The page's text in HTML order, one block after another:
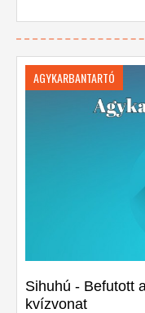
AGYKARBANTARTÓ
Sihuhú - Befutott
kvízvonat